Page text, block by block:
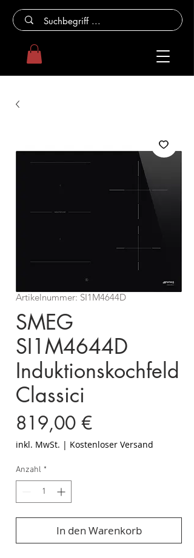
Artikelnummer: SI1M4644D
SMEG
SI1M4644D
Induktionskochfeld
Classici
819,00 €Preis
inkl. MwSt. | Kostenloser Versand
Anzahl *
In den Warenkorb